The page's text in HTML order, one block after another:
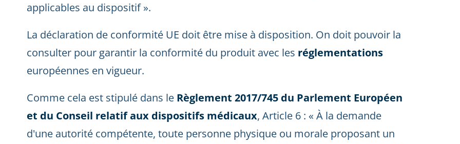
applicables au dispositif ».
La déclaration de conformité UE doit être mise à disposition. On doit pouvoir la
consulter pour garantir la conformité du produit avec les réglementations
européennes en vigueur.
Comme cela est stipulé dans le Règlement 2017/745 du Parlement Européen
et du Conseil relatif aux dispositifs médicaux, Article 6 : « À la demande
d'une autorité compétente, toute personne physique ou morale proposant un